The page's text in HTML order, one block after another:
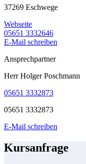
37269 Eschwege
Webseite
05651 3332646
E-Mail schreiben
Ansprechpartner
Herr Holger Poschmann
05651 3332873
05651 3332873
E-Mail schreiben
Kursanfrage